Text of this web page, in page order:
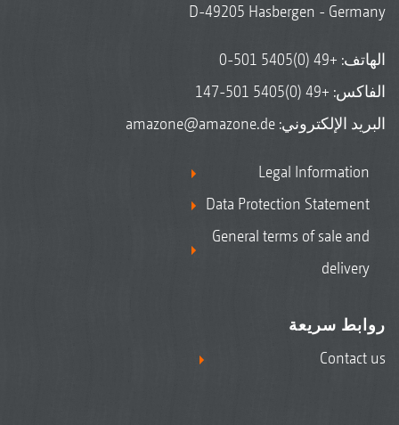
D-49205 Hasbergen - Germany
الهاتف: +49 (0)5405 501-0
الفاكس: +49 (0)5405 501-147
البريد الإلكتروني: amazone@amazone.de
Legal Information
Data Protection Statement
General terms of sale and
delivery
روابط سريعة
Contact us